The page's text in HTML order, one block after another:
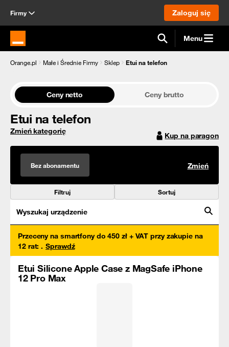
Firmy Zaloguj się
Strona główna Orange.pl Menu
Orange.pl Małe i Średnie Firmy Sklep Etui na telefon
Ceny netto Ceny brutto
Etui na telefon
Zmień kategorię Kup na paragon
Bez abonamentu Zmień
Filtruj Sortuj
Wyszukaj urządzenie
Przeceny na smartfony do 450 zł + VAT przy zakupie na
12 rat: . Sprawdź
Etui Silicone Apple Case z MagSafe iPhone
12 Pro Max